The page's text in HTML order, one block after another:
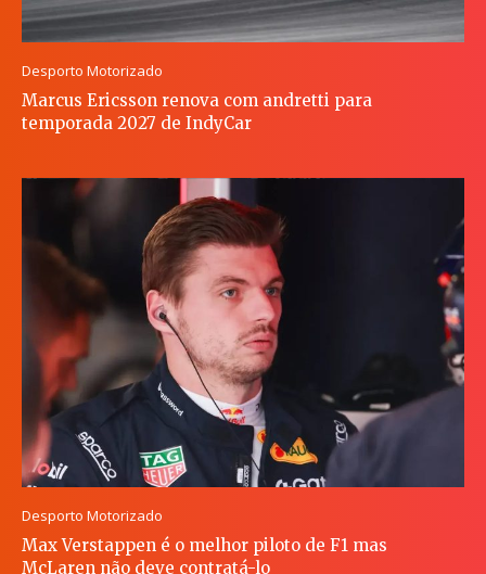
Desporto Motorizado
Marcus Ericsson renova com andretti para
temporada 2027 de IndyCar
Desporto Motorizado
Max Verstappen é o melhor piloto de F1 mas
McLaren não deve contratá-lo